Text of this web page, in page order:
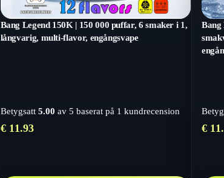
Bang Legend 150K | 150 000 puffar, 6 smaker i 1,
långvarig, multi-flavor, engångsvape
Betygsatt 5.00 av 5 baserat på 1 kundrecension
€11.93
Bang
€